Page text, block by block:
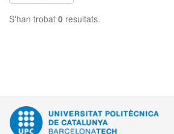
S'han trobat 0 resultats.